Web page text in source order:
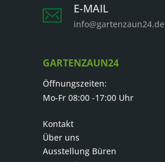
E-MAIL
info@gartenzaun24.de
GARTENZAUN24
Öffnungszeiten:
Mo-Fr 08:00 -17:00 Uhr
Kontakt
Über uns
Ausstellung Büren